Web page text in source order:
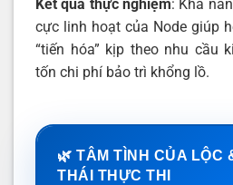
Kết quả thực nghiệm: Khả
cực linh hoạt của Node giúp
“tiến hóa” kịp theo nhu cầu
tốn chi phí bảo trì khổng lồ.
🌿 TÂM TÌNH CỦA LỘC
THÁI THỰC THI